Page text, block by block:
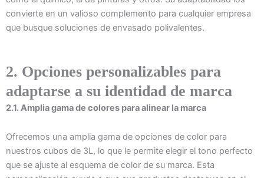
convierte en un valioso complemento para cualquier empresa
que busque soluciones de envasado polivalentes.
2. Opciones personalizables para
adaptarse a su identidad de marca
2.1. Amplia gama de colores para alinear la marca
Ofrecemos una amplia gama de opciones de color para
nuestros cubos de 3L, lo que le permite elegir el tono perfecto
que se ajuste al esquema de color de su marca. Esta